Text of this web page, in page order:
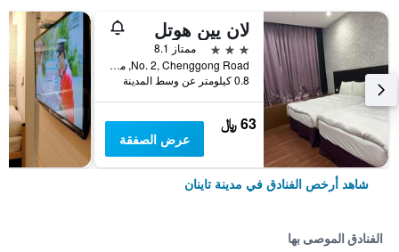
لان يين هوتل
3 نجوم
ممتاز 8.1
No. 2, Chenggong Road, مدينة تاينان, تايوان
0.8 كيلومتر عن وسط المدينة
63 ﷼
عرض الصفقة
شاهد أرخص الفنادق في مدينة تاينان
الفنادق الموصى بها